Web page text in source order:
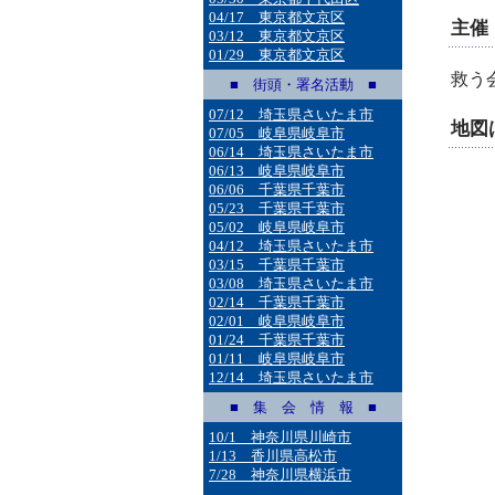
04/17 東京都文京区
03/12 東京都文京区
01/29 東京都文京区
■ 街頭・署名活動 ■
07/12 埼玉県さいたま市
07/05 岐阜県岐阜市
06/14 埼玉県さいたま市
06/13 岐阜県岐阜市
06/06 千葉県千葉市
05/23 千葉県千葉市
05/02 岐阜県岐阜市
04/12 埼玉県さいたま市
03/15 千葉県千葉市
03/08 埼玉県さいたま市
02/14 千葉県千葉市
02/01 岐阜県岐阜市
01/24 千葉県千葉市
01/11 岐阜県岐阜市
12/14 埼玉県さいたま市
■ 集 会 情 報 ■
10/1 神奈川県川崎市
1/13 香川県高松市
7/28 神奈川県横浜市
主催
救う
地図